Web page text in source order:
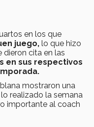
en los que
juego, lo que hizo
dieron cita en las
en sus respectivos
mostraron una
realizado la semana
importante al coach